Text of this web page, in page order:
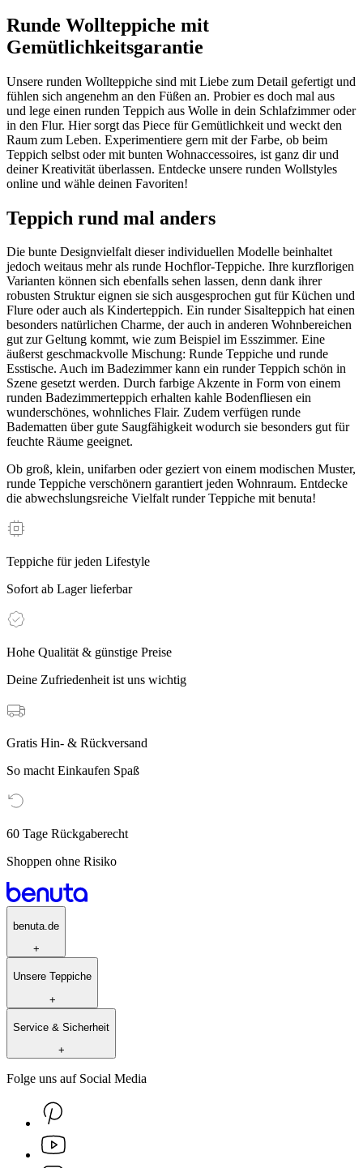
Runde Wollteppiche mit
Gemütlichkeitsgarantie
Unsere runden Wollteppiche sind mit Liebe zum Detail gefertigt und
fühlen sich angenehm an den Füßen an. Probier es doch mal aus
und lege einen runden Teppich aus Wolle in dein Schlafzimmer oder
in den Flur. Hier sorgt das Piece für Gemütlichkeit und weckt den
Raum zum Leben. Experimentiere gern mit der Farbe, ob beim
Teppich selbst oder mit bunten Wohnaccessoires, ist ganz dir und
deiner Kreativität überlassen. Entdecke unsere runden Wollstyles
online und wähle deinen Favoriten!
Teppich rund mal anders
Die bunte Designvielfalt dieser individuellen Modelle beinhaltet
jedoch weitaus mehr als runde Hochflor-Teppiche. Ihre kurzflorigen
Varianten können sich ebenfalls sehen lassen, denn dank ihrer
robusten Struktur eignen sie sich ausgesprochen gut für Küchen und
Flure oder auch als Kinderteppich. Ein runder Sisalteppich hat einen
besonders natürlichen Charme, der auch in anderen Wohnbereichen
gut zur Geltung kommt, wie zum Beispiel im Esszimmer. Eine
äußerst geschmackvolle Mischung: Runde Teppiche und runde
Esstische. Auch im Badezimmer kann ein runder Teppich schön in
Szene gesetzt werden. Durch farbige Akzente in Form von einem
runden Badezimmerteppich erhalten kahle Bodenfliesen ein
wunderschönes, wohnliches Flair. Zudem verfügen runde
Badematten über gute Saugfähigkeit wodurch sie besonders gut für
feuchte Räume geeignet.
Ob groß, klein, unifarben oder geziert von einem modischen Muster,
runde Teppiche verschönern garantiert jeden Wohnraum. Entdecke
die abwechslungsreiche Vielfalt runder Teppiche mit benuta!
Teppiche für jeden Lifestyle
Sofort ab Lager lieferbar
Hohe Qualität & günstige Preise
Deine Zufriedenheit ist uns wichtig
Gratis Hin- & Rückversand
So macht Einkaufen Spaß
60 Tage Rückgaberecht
Shoppen ohne Risiko
benuta.de
+
Unsere Teppiche
+
Service & Sicherheit
+
Folge uns auf Social Media